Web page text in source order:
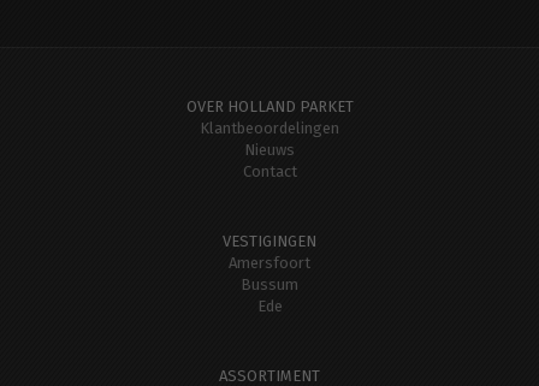
OVER HOLLAND PARKET
Klantbeoordelingen
Nieuws
Contact
VESTIGINGEN
Amersfoort
Bussum
Ede
ASSORTIMENT